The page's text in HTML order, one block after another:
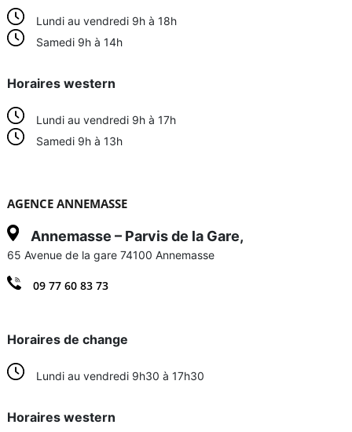
Lundi au vendredi 9h à 18h
Samedi 9h à 14h
Horaires western
Lundi au vendredi 9h à 17h
Samedi 9h à 13h
AGENCE ANNEMASSE
Annemasse – Parvis de la Gare,
65 Avenue de la gare 74100 Annemasse
09 77 60 83 73
Horaires de change
Lundi au vendredi 9h30 à 17h30
Horaires western